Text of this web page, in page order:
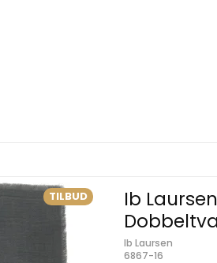
TILBUD
Ib
Ib Laursen
6867-16